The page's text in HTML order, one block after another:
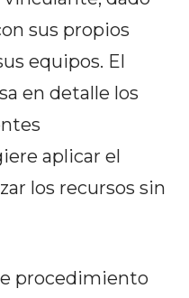
sus propios
equipos. El
en detalle los
aplicar el
los recursos sin
procedimiento